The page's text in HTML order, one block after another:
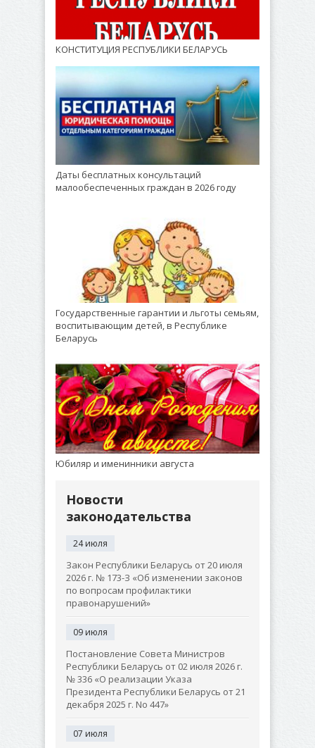
КОНСТИТУЦИЯ РЕСПУБЛИКИ БЕЛАРУСЬ
Даты бесплатных консультаций
малообеспеченных граждан в 2026 году
Государственные гарантии и льготы семьям,
воспитывающим детей, в Республике
Беларусь
Юбиляр и именинники августа
Новости
законодательства
24 июля
Закон Республики Беларусь от 20 июля
2026 г. № 173-З «Об изменении законов
по вопросам профилактики
правонарушений»
09 июля
Постановление Совета Министров
Республики Беларусь от 02 июля 2026 г.
№ 336 «О реализации Указа
Президента Республики Беларусь от 21
декабря 2025 г. No 447»
07 июля